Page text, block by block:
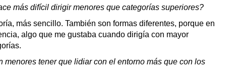
más difícil dirigir menores que categorías superiores?
más sencillo. También son formas diferentes, porque en
algo que me gustaba cuando dirigía con mayor
tener que lidiar con el entorno más que con los